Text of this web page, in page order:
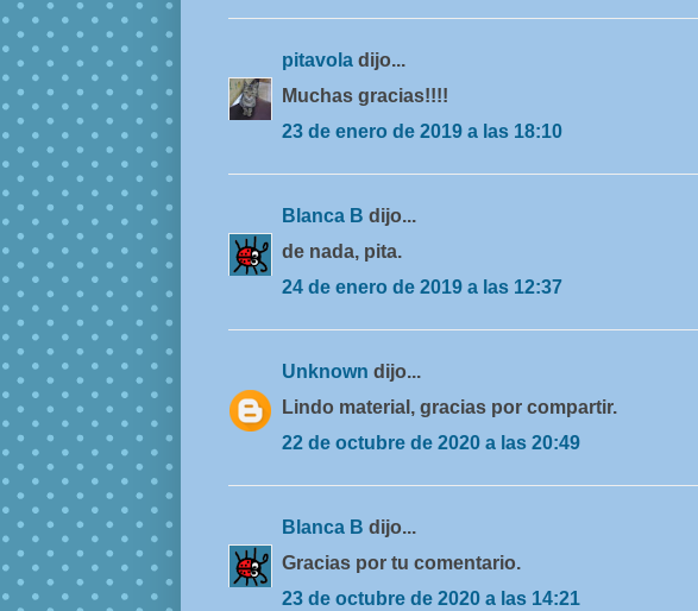
pitavola dijo...
Muchas gracias!!!!
23 de enero de 2019 a las 18:10
Blanca B dijo...
de nada, pita.
24 de enero de 2019 a las 12:37
Unknown dijo...
Lindo material, gracias por compartir.
22 de octubre de 2020 a las 20:49
Blanca B dijo...
Gracias por tu comentario.
23 de octubre de 2020 a las 14:21